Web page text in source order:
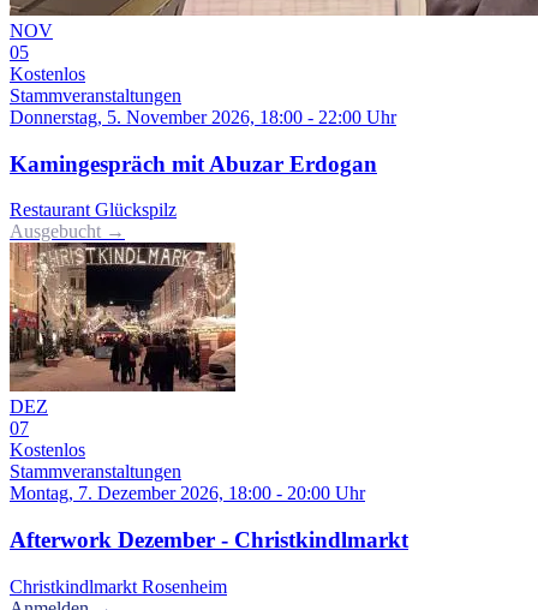
NOV
05
Kostenlos
Stammveranstaltungen
Donnerstag, 5. November 2026, 18:00 - 22:00 Uhr
Kamingespräch mit Abuzar Erdogan
Restaurant Glückspilz
Ausgebucht →
DEZ
07
Kostenlos
Stammveranstaltungen
Montag, 7. Dezember 2026, 18:00 - 20:00 Uhr
Afterwork Dezember - Christkindlmarkt
Christkindlmarkt Rosenheim